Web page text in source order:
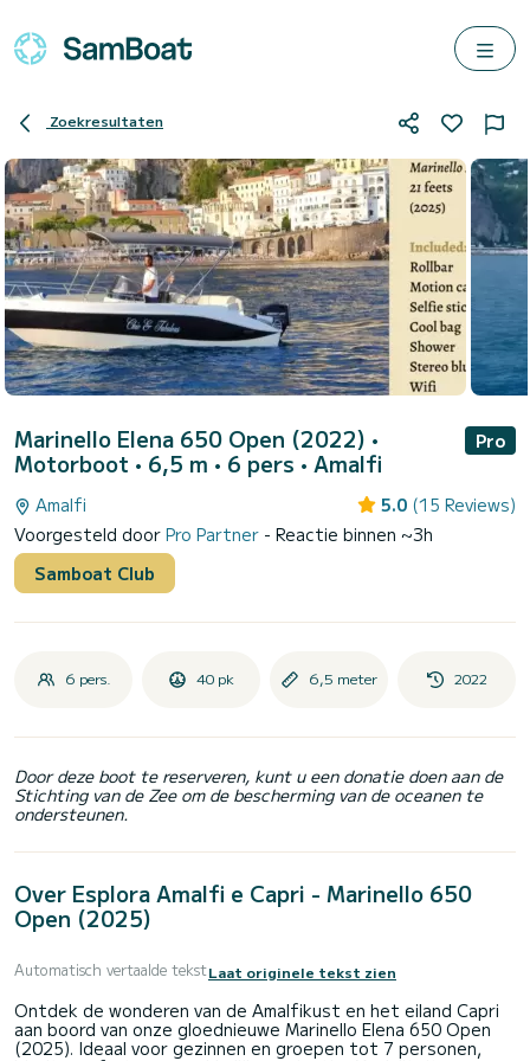
Zoekresultaten
Marinello Elena 650 Open (2022) •
Motorboot • 6,5 m • 6 pers • Amalfi
Pro
Amalfi 5.0 (15 Reviews)
Voorgesteld door Pro Partner - Reactie binnen ~3h
Samboat Club
6 pers. 40 pk 6,5 meter 2022
Door deze boot te reserveren, kunt u een donatie doen aan de
Stichting van de Zee om de bescherming van de oceanen te
ondersteunen.
Over Esplora Amalfi e Capri - Marinello 650
Open (2025)
Automatisch vertaalde tekstLaat originele tekst zien
Ontdek de wonderen van de Amalfikust en het eiland Capri
aan boord van onze gloednieuwe Marinello Elena 650 Open
(2025). Ideaal voor gezinnen en groepen tot 7 personen,